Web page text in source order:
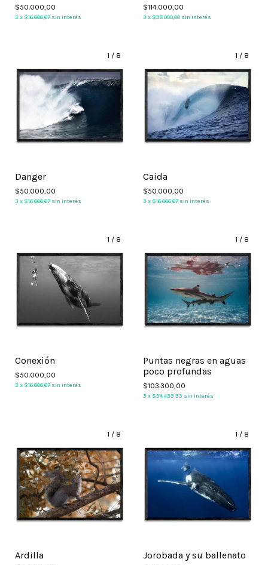
$50.000,00
3 x $16.666,67 sin interés
$114.000,00
3 x $38.000,00 sin interés
1 / 8
Danger
$50.000,00
3 x $16.666,67 sin interés
1 / 8
Caida
$50.000,00
3 x $16.666,67 sin interés
1 / 8
Conexión
$50.000,00
3 x $16.666,67 sin interés
1 / 8
Puntas negras en aguas
poco profundas
$103.300,00
3 x $34.433,33 sin interés
1 / 8
Ardilla
1 / 8
Jorobada y su ballenato